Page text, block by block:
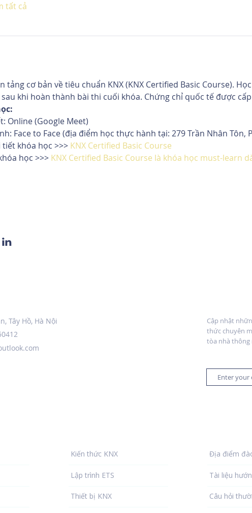
tất cả
tảng cơ bản về tiêu chuẩn KNX (KNX Certified Basic Course).
khi hoàn thành bài thi cuối khóa. Chứng chỉ quốc tế được
Online (Google Meet)
Face to Face (địa điểm học thực hành tại: 279 Trần Nhân Tôn,
khóa học >>> KNX Certified Basic Course
học >>> KNX Certified Basic Course là khóa học must-learn
Tây Hồ, Hà Nội
Cập nhật
thức chuyên
tòa nhà thông
Kiến thức KNX
Lập trình ETS
Thiết bị KNX
Địa điểm
Tài liệu
Câu hỏi